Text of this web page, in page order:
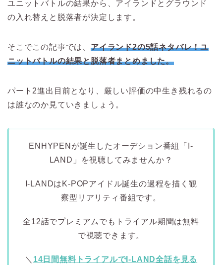
ユニットバトルの結果から、アイランドとグラウンド
の入れ替えと脱落者が決定します。
そこでこの記事では、 アイランド2の5話ネタバレ！ユ
ニットバトルの結果と脱落者まとめました。
パート2進出目前となり、厳しい評価の中生き残れるの
は誰なのか見ていきましょう。
ENHYPENが誕生したオーデション番組「I-
LAND」を視聴してみませんか？
I-LANDはK-POPアイドル誕生の過程を描く観
察型リアリティ番組です。
全12話でプレミアムでもトライアル期間は無料
で視聴できます。
＼ 14日間無料トライアルでI-LAND全話を見る